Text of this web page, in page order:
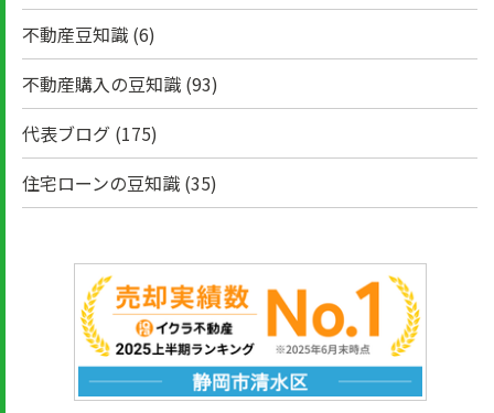
不動産豆知識 (6)
不動産購入の豆知識 (93)
代表ブログ (175)
住宅ローンの豆知識 (35)